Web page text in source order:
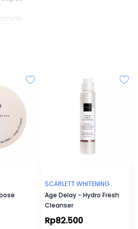
SCARLETT WHITENING
Age Delay - Hydro Fresh
Cleanser
Rp82.500